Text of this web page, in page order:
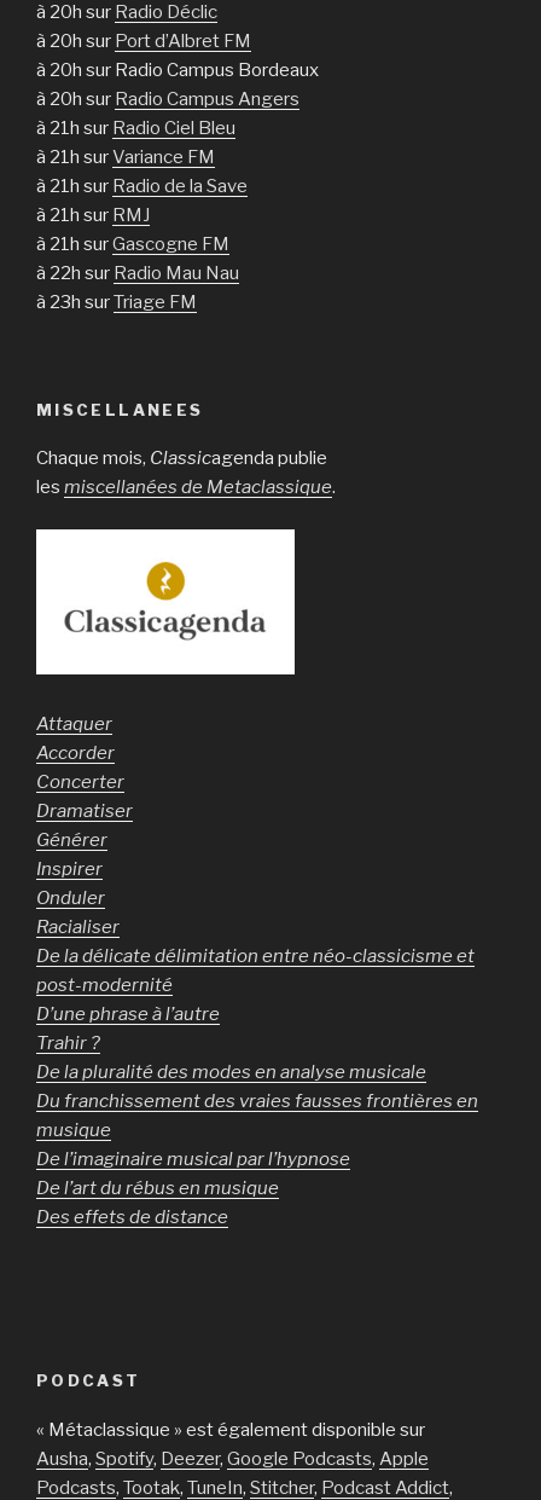
à 20h sur Radio Déclic
à 20h sur Port d’Albret FM
à 20h sur Radio Campus Bordeaux
à 20h sur Radio Campus Angers
à 21h sur Radio Ciel Bleu
à 21h surVariance FM
à 21h sur Radio de la Save
à 21h sur RMJ
à 21h surGascogne FM
à 22h sur Radio Mau Nau
à 23h surTriage FM
MISCELLANEES
Chaque mois, Classicagenda publie
les miscellanées de Metaclassique.
Attaquer
Accorder
Concerter
Dramatiser
Générer
Inspirer
Onduler
Racialiser
De la délicate délimitation entre néo-classicisme et
post-modernité
D’une phrase à l’autre
Trahir ?
De la pluralité des modes en analyse musicale
Du franchissement des vraies fausses frontières en
musique
De l’imaginaire musical par l’hypnose
De l’art du rébus en musique
Des effets de distance
PODCAST
« Métaclassique » est également disponible sur
Ausha, Spotify, Deezer, Google Podcasts, Apple
Podcasts, Tootak, TuneIn, Stitcher, Podcast Addict,